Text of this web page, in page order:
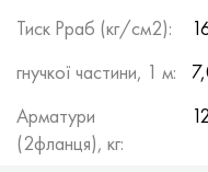
Тиск Рраб (кг/см2):
гнучкої частини, 1 м:
Арматури
(2фланця), кг: